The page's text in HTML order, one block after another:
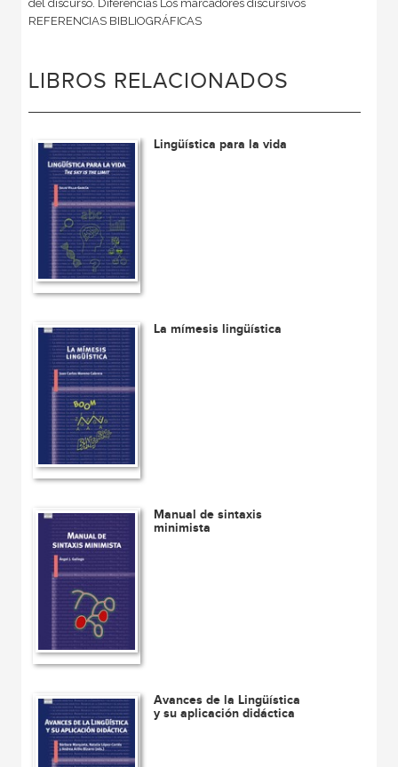
del discurso. Diferencias Los marcadores discursivos
REFERENCIAS BIBLIOGRÁFICAS
LIBROS RELACIONADOS
Lingüística para la vida
La mímesis lingüística
Manual de sintaxis
minimista
Avances de la Lingüística
y su aplicación didáctica